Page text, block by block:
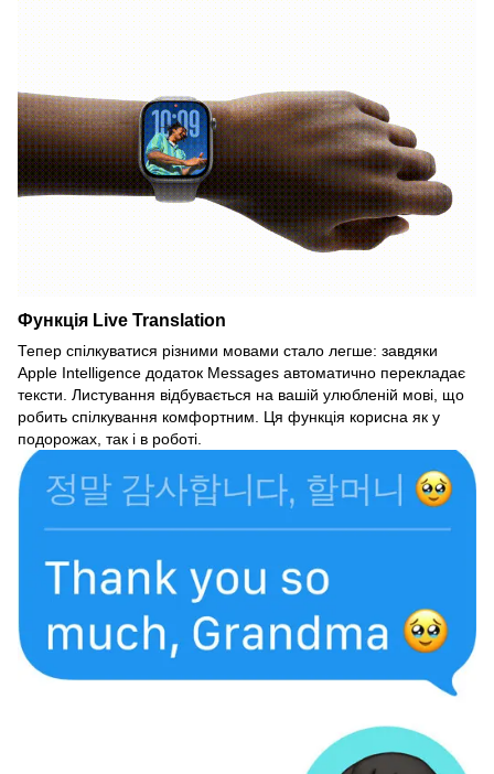
Функція Live Translation
Тепер спілкуватися різними мовами стало легше: завдяки
Apple Intelligence додаток Messages автоматично перекладає
тексти. Листування відбувається на вашій улюбленій мові, що
робить спілкування комфортним. Ця функція корисна як у
подорожах, так і в роботі.